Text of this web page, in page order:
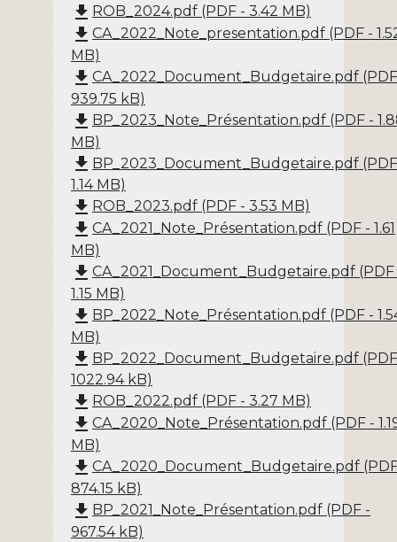
file_download ROB_2024.pdf (PDF - 3.42 MB)
file_download CA_2022_Note_presentation.pdf (PDF -
MB)
file_download CA_2022_Document_Budgetaire.pdf
939.75 kB)
file_download BP_2023_Note_Présentation.pdf (PDF -
MB)
file_download BP_2023_Document_Budgetaire.pdf
1.14 MB)
file_download ROB_2023.pdf (PDF - 3.53 MB)
file_download CA_2021_Note_Présentation.pdf (PDF - 1.61
MB)
file_download CA_2021_Document_Budgetaire.pdf (PDF
1.15 MB)
file_download BP_2022_Note_Présentation.pdf (PDF -
MB)
file_download BP_2022_Document_Budgetaire.pdf
1022.94 kB)
file_download ROB_2022.pdf (PDF - 3.27 MB)
file_download CA_2020_Note_Présentation.pdf (PDF -
MB)
file_download CA_2020_Document_Budgetaire.pdf
874.15 kB)
file_download BP_2021_Note_Présentation.pdf (PDF -
967.54 kB)